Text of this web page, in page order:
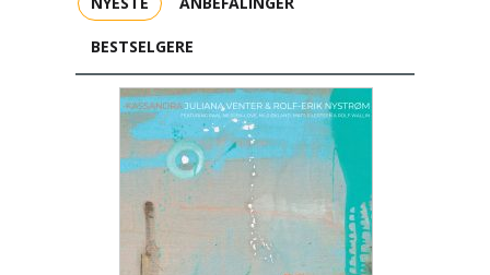
BESTSELGERE